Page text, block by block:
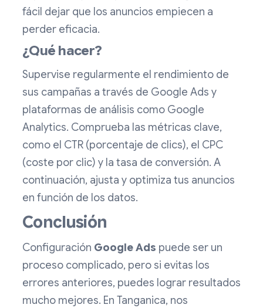
fácil dejar que los anuncios empiecen a
perder eficacia.
¿Qué hacer?
Supervise regularmente el rendimiento de
sus campañas a través de Google Ads y
plataformas de análisis como Google
Analytics. Comprueba las métricas clave,
como el CTR (porcentaje de clics), el CPC
(coste por clic) y la tasa de conversión. A
continuación, ajusta y optimiza tus anuncios
en función de los datos.
Conclusión
Configuración Google Ads puede ser un
proceso complicado, pero si evitas los
errores anteriores, puedes lograr resultados
mucho mejores. En Tanganica, nos